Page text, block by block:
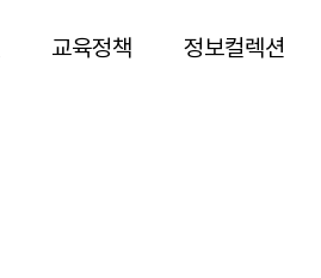
교육정책 정보컬렉션